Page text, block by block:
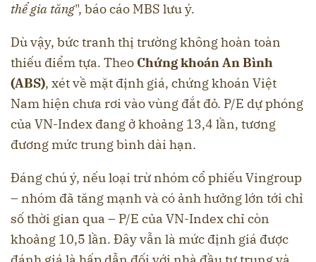
thể gia tăng", báo cáo MBS lưu ý.
Dù vậy, bức tranh thị trường không hoàn toàn
thiếu điểm tựa. Theo Chứng khoán An Bình
(ABS), xét về mặt định giá, chứng khoán Việt
Nam hiện chưa rơi vào vùng đắt đỏ. P/E dự phóng
của VN-Index đang ở khoảng 13,4 lần, tương
đương mức trung bình dài hạn.
Đáng chú ý, nếu loại trừ nhóm cổ phiếu Vingroup
– nhóm đã tăng mạnh và có ảnh hưởng lớn tới chỉ
số thời gian qua – P/E của VN-Index chỉ còn
khoảng 10,5 lần. Đây vẫn là mức định giá được